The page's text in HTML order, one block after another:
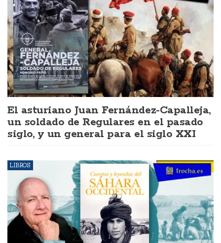
El asturiano Juan Fernández-Capalleja,
un soldado de Regulares en el pasado
siglo, y un general para el siglo XXI
LIBROS